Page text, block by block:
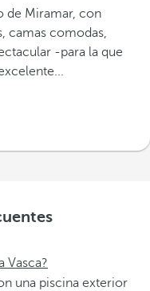
de Miramar, con
camas comodas,
-para la que
Vasca?
una piscina exterior